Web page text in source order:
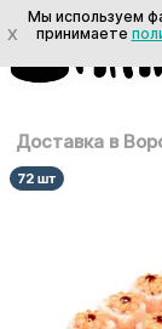
Доставка в
X
Мы используем
принимаете